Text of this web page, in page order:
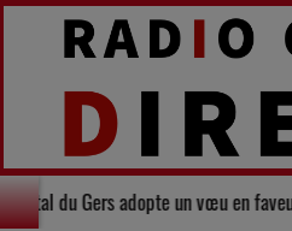
: Le Conseil départemental du